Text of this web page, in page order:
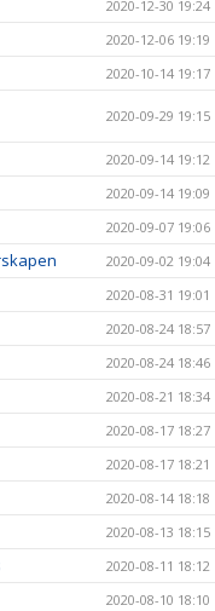
2020-12-30 19:24
2020-12-06 19:19
2020-10-14 19:17
2020-09-29 19:15
2020-09-14 19:12
2020-09-14 19:09
2020-09-07 19:06
2020-09-02 19:04
2020-08-31 19:01
2020-08-24 18:57
2020-08-24 18:46
2020-08-21 18:34
2020-08-17 18:27
2020-08-17 18:21
2020-08-14 18:18
2020-08-13 18:15
2020-08-11 18:12
2020-08-10 18:10